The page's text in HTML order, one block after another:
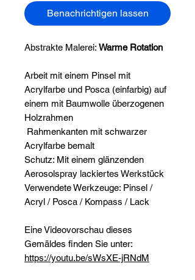
Benachrichtigen lassen
Abstrakte Malerei: Warme Rotation
Arbeit mit einem Pinsel mit
Acrylfarbe und Posca (einfarbig) auf
einem mit Baumwolle überzogenen
Holzrahmen
Rahmenkanten mit schwarzer
Acrylfarbe bemalt
Schutz: Mit einem glänzenden
Aerosolspray lackiertes Werkstück
Verwendete Werkzeuge: Pinsel /
Acryl / Posca / Kompass / Lack
Eine Videovorschau dieses
Gemäldes finden Sie unter:
https://youtu.be/sWsXE-jRNdM